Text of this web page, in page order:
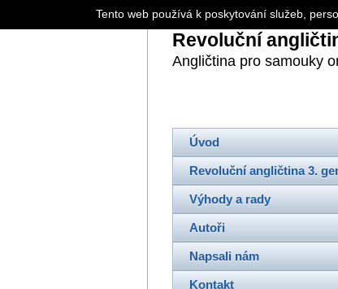
Revoluční
Angličtina pro samouky
Úvod
Revoluční angličtina 3.
Výhody a rady
Autoři
Napsali nám
Kontakt
Tento web používá k poskytování služeb,